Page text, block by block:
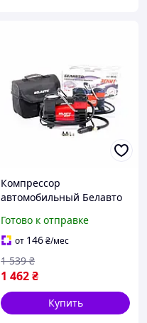
Компрессор
автомобильный Белавто
170 Вт
Готово к отправке
от 146₴/мес
1 462₴
1 539 ₴
Купить